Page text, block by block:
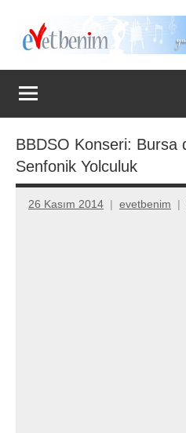
Evet
Benim
BBDSO Konseri: Bursa
Senfonik Yolculuk
26 Kasım 2014 evetbenim